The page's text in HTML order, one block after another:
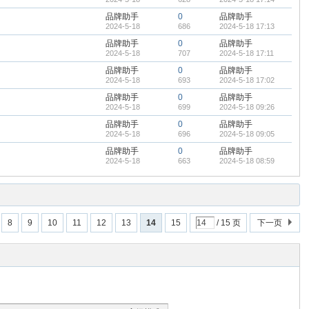
品牌助手
2024-5-18
0
686
品牌助手
2024-5-18 17:13
品牌助手
2024-5-18
0
707
品牌助手
2024-5-18 17:11
品牌助手
2024-5-18
0
693
品牌助手
2024-5-18 17:02
品牌助手
2024-5-18
0
699
品牌助手
2024-5-18 09:26
品牌助手
2024-5-18
0
696
品牌助手
2024-5-18 09:05
品牌助手
2024-5-18
0
663
品牌助手
2024-5-18 08:59
8 9 10 11 12 13 14 15 / 15 页 下一页